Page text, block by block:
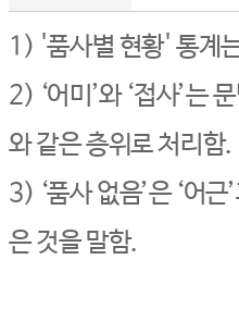
1) '품사별 현황' 통계
2) ‘어미’와 ‘접사’는
와 같은 층위로 처리함.
3) ‘품사 없음’은 ‘어
은 것을 말함.